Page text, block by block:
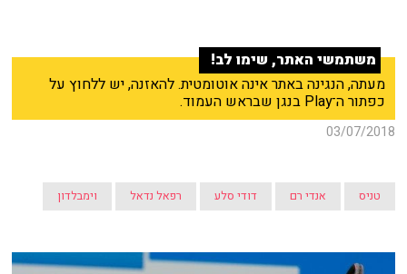
משתמשי האתר, שימו לב!
מעתה, הנגינה באתר אינה אוטומטית. להאזנה, יש ללחוץ על
כפתור ה־Play בנגן שבראש העמוד.
03/07/2018
טניס אנדי רם דודי סלע רפאל נדאל וימבלדון